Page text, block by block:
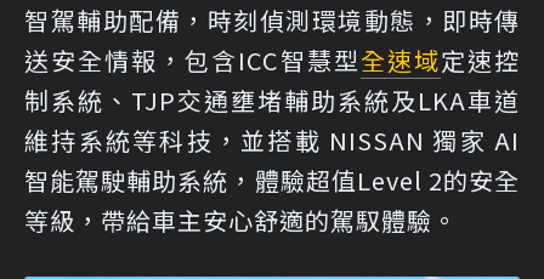
智駕輔助配備，時刻偵測環境動態，即時傳
送安全情報，包含ICC智慧型全速域定速控
制系統、TJP交通壅堵輔助系統及LKA車道
維持系統等科技，並搭載 NISSAN 獨家 AI
智能駕駛輔助系統，體驗超值Level 2的安全
等級，帶給車主安心舒適的駕馭體驗。